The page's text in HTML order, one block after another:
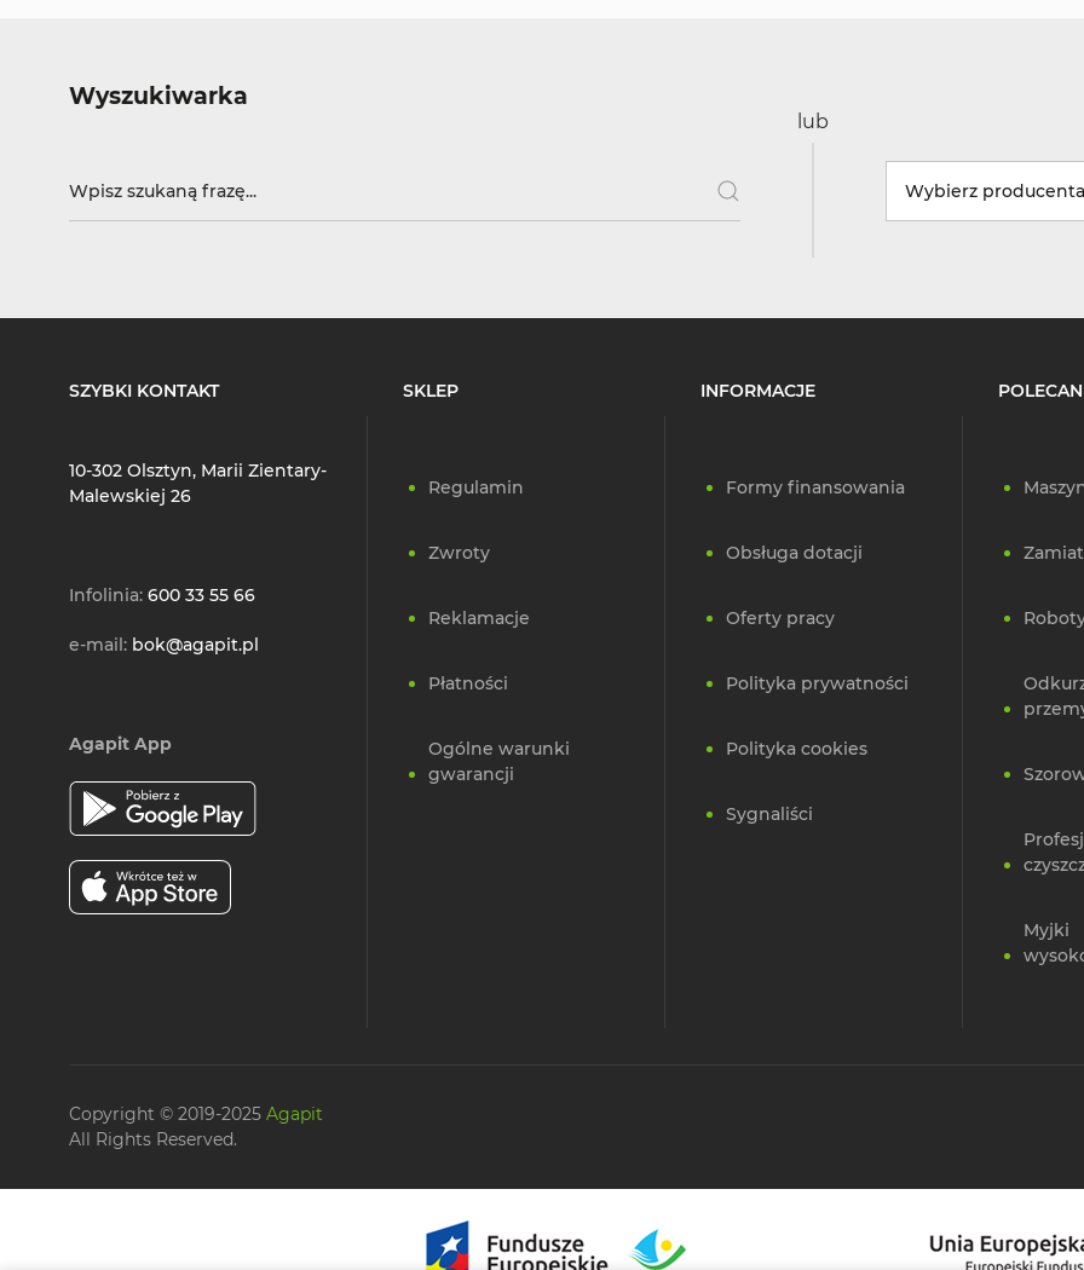
Wyszukiwarka
lub
Wybierz producenta
SZYBKI KONTAKT
10-302 Olsztyn, Marii Zientary-
Malewskiej 26
Infolinia: 600 33 55 66
e-mail: bok@agapit.pl
Agapit App
SKLEP
Regulamin
Zwroty
Reklamacje
Płatności
Ogólne warunki
gwarancji
INFORMACJE
Formy finansowania
Obsługa dotacji
Oferty pracy
Polityka prywatności
Polityka cookies
Sygnaliści
Myjki
Copyright © 2019-2025 Agapit
All Rights Reserved.